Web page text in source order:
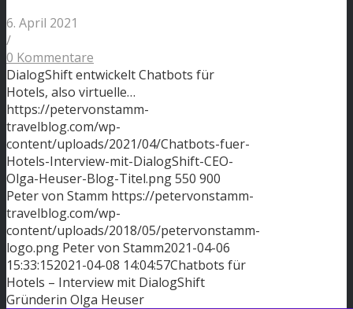
6. April 2021
/
0 Kommentare
DialogShift entwickelt Chatbots für
Hotels, also virtuelle…
https://petervonstamm-
travelblog.com/wp-
content/uploads/2021/04/Chatbots-fuer-
Hotels-Interview-mit-DialogShift-CEO-
Olga-Heuser-Blog-Titel.png550 900
Peter von Stamm https://petervonstamm-
travelblog.com/wp-
content/uploads/2018/05/petervonstamm-
logo.png Peter von Stamm2021-04-06
15:33:152021-04-08 14:04:57Chatbots für
Hotels – Interview mit DialogShift
Gründerin Olga Heuser